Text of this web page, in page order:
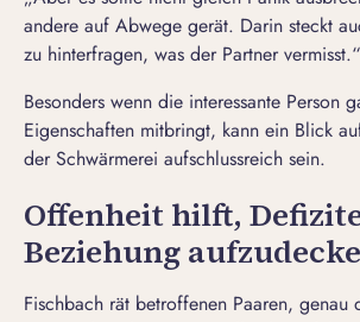
andere auf Abwege gerät. Darin steckt
zu hinterfragen, was der Partner vermisst.“
Besonders wenn die interessante Person
Eigenschaften mitbringt, kann ein Blick
der Schwärmerei aufschlussreich sein.
Offenheit hilft,
Beziehung
Fischbach rät betroffenen Paaren, genau